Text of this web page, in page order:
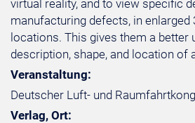
virtual reality, and to view specific
manufacturing defects, in enlarged
locations. This gives them a better
description, shape, and location of
Veranstaltung:
Deutscher Luft- und
Verlag, Ort: